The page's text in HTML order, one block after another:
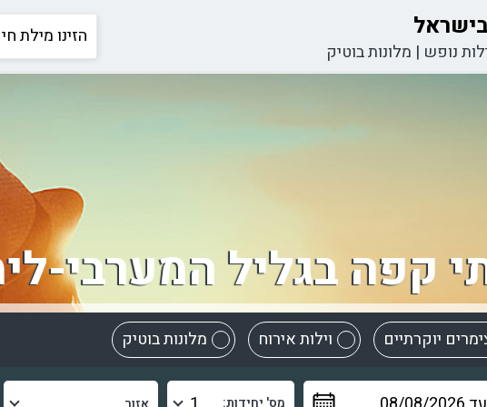
נופש | מלונות בוטיק
קפה בגליל המערבי-
יוקרתיים וילות אירוח מלונות בוטיק
מס' יחידות: